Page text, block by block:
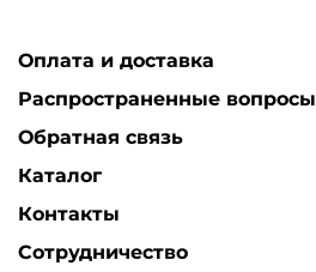
Оплата и доставка
Распространенные вопросы
Обратная связь
Каталог
Контакты
Сотрудничество